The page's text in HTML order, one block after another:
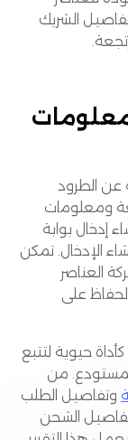
الشريك
عن الطرود
ومعلومات
إدخال بوابة
الإدخال. تمكن
العناصر
على
حيوية لتتبع
المستودع. من
وتفاصيل الطلب
الشحن